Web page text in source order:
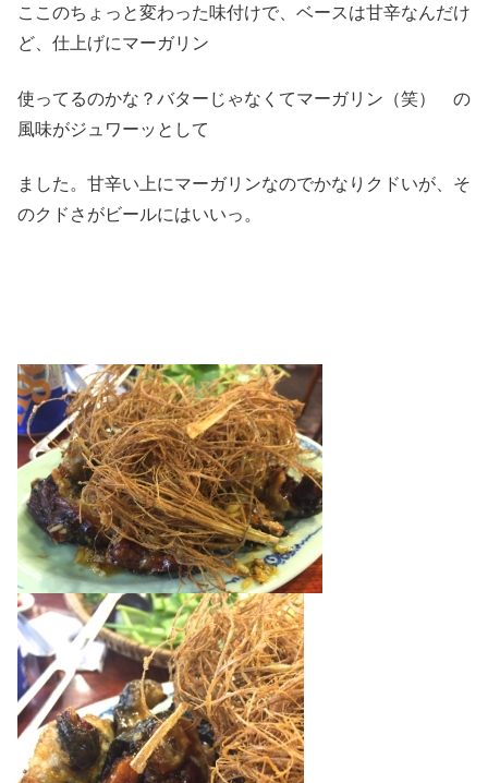
ここのちょっと変わった味付けで、ベースは甘辛なんだけ
ど、仕上げにマーガリン
使ってるのかな？バターじゃなくてマーガリン（笑） の
風味がジュワーッとして
ました。甘辛い上にマーガリンなのでかなりクドいが、そ
のクドさがビールにはいいっ。